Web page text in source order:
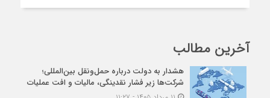
آخرین مطالب
هشدار به دولت درباره حمل‌ونقل بین‌المللی؛
شرکت‌ها زیر فشار نقدینگی، مالیات و افت عملیات